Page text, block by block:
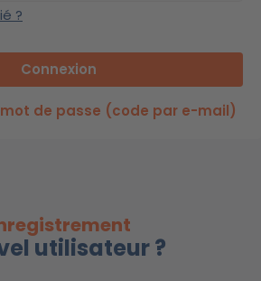
?
de passe (code par e-mail)
utilisateur ?